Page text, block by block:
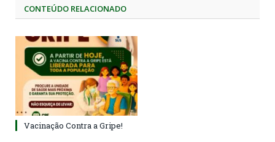
CONTEÚDO RELACIONADO
Vacinação Contra a Gripe!